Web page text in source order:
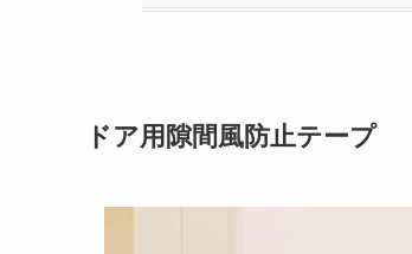
ドア用隙間風防止テープ